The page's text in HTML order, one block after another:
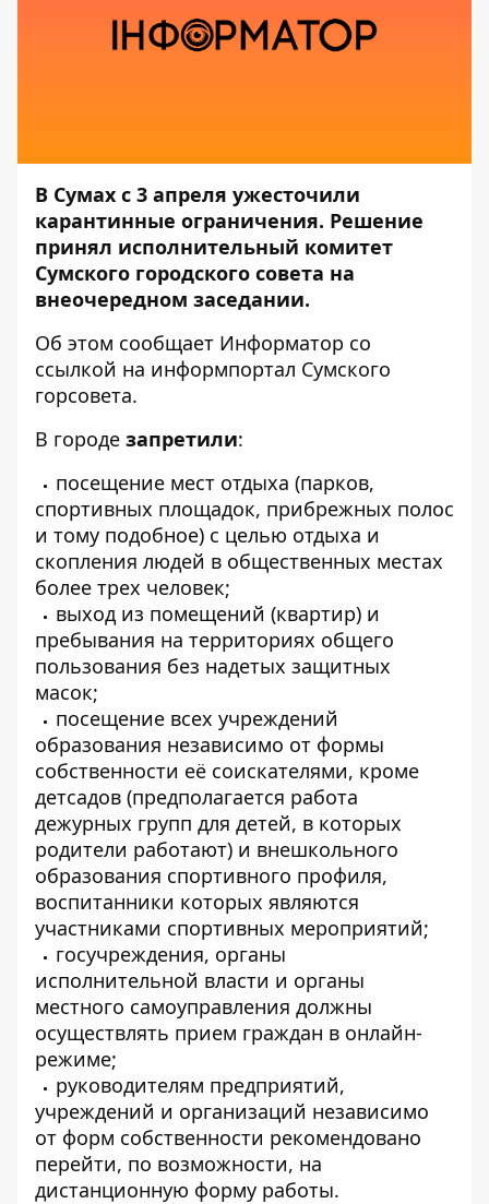
В Сумах с 3 апреля ужесточили
карантинные ограничения. Решение
принял исполнительный комитет
Сумского городского совета на
внеочередном заседании.
Об этом сообщает Информатор со
ссылкой на информпортал Сумского
горсовета.
В городе запретили:
посещение мест отдыха (парков,
спортивных площадок, прибрежных полос
и тому подобное) с целью отдыха и
скопления людей в общественных местах
более трех человек;
выход из помещений (квартир) и
пребывания на территориях общего
пользования без надетых защитных
масок;
посещение всех учреждений
образования независимо от формы
собственности её соискателями, кроме
детсадов (предполагается работа
дежурных групп для детей, в которых
родители работают) и внешкольного
образования спортивного профиля,
воспитанники которых являются
участниками спортивных мероприятий;
госучреждения, органы
исполнительной власти и органы
местного самоуправления должны
осуществлять прием граждан в онлайн-
режиме;
руководителям предприятий,
учреждений и организаций независимо
от форм собственности рекомендовано
перейти, по возможности, на
дистанционную форму работы.